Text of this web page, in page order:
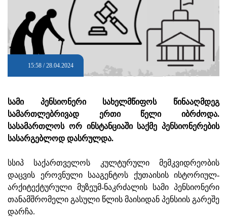
15:58 / 28.04.2024
სამი პენსიონერი სახელმწიფოს წინააღმდეგ
სამართლებრივად ერთი წელი იბრძოდა.
სასამართლოს ორ ინსტანციაში საქმე პენსიონერების
სასარგებლოდ დასრულდა.
სსიპ საქართველოს კულტურული მემკვიდრეობის
დაცვის ეროვნული სააგენტოს ქუთაისის ისტორიულ-
არქიტექტურული მუზეუმ-ნაკრძალის სამი პენსიონერი
თანამშრომელი გასული წლის მაისიდან პენსიის გარეშე
დარჩა.